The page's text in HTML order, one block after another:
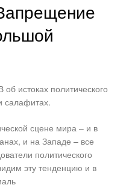
истоках политического
салафитах.
сцене мира – и в
и на Западе – все
политического
эту тенденцию и в